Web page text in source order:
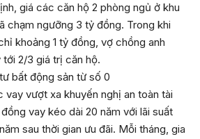
giá các căn hộ 2 phòng ngủ ở khu
chạm ngưỡng 3 tỷ đồng. Trong khi
khoảng 1 tỷ đồng, vợ chồng anh
2/3 giá trị căn hộ.
bất động sản từ số 0
vay vượt xa khuyến nghị an toàn tài
vay kéo dài 20 năm với lãi suất
sau thời gian ưu đãi. Mỗi tháng, gia